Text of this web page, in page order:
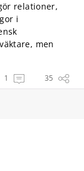
relationer,
i
men
1 35